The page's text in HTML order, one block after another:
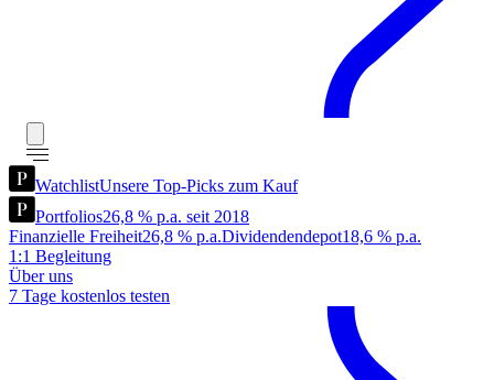
WatchlistUnsere Top-Picks zum Kauf
Portfolios26,8 % p.a. seit 2018
Finanzielle Freiheit26,8 % p.a.Dividendendepot18,6 % p.a.
1:1 Begleitung
Über uns
7 Tage kostenlos testen